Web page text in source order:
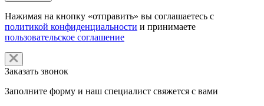
Нажимая на кнопку «отправить» вы соглашаетесь с
политикой конфиденциальности и принимаете
пользовательское соглашение
Заказать звонок
Заполните форму и наш специалист свяжется с вами